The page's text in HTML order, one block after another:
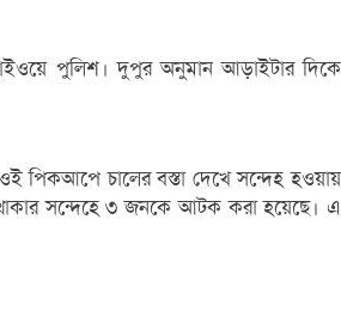
পুলিশ। দুপুর অনুমান আড়াইটার দিকে
পিকআপে চালের বস্তা দেখে সন্দেহ হওয়ায়
সন্দেহে ৩ জনকে আটক করা হয়েছে। এ